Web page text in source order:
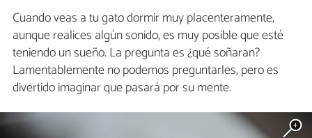
Cuando veas a tu gato dormir muy placenteramente,
aunque realices algún sonido, es muy posible que esté
teniendo un sueño. La pregunta es ¿qué soñaran?
Lamentablemente no podemos preguntarles, pero es
divertido imaginar que pasará por su mente.